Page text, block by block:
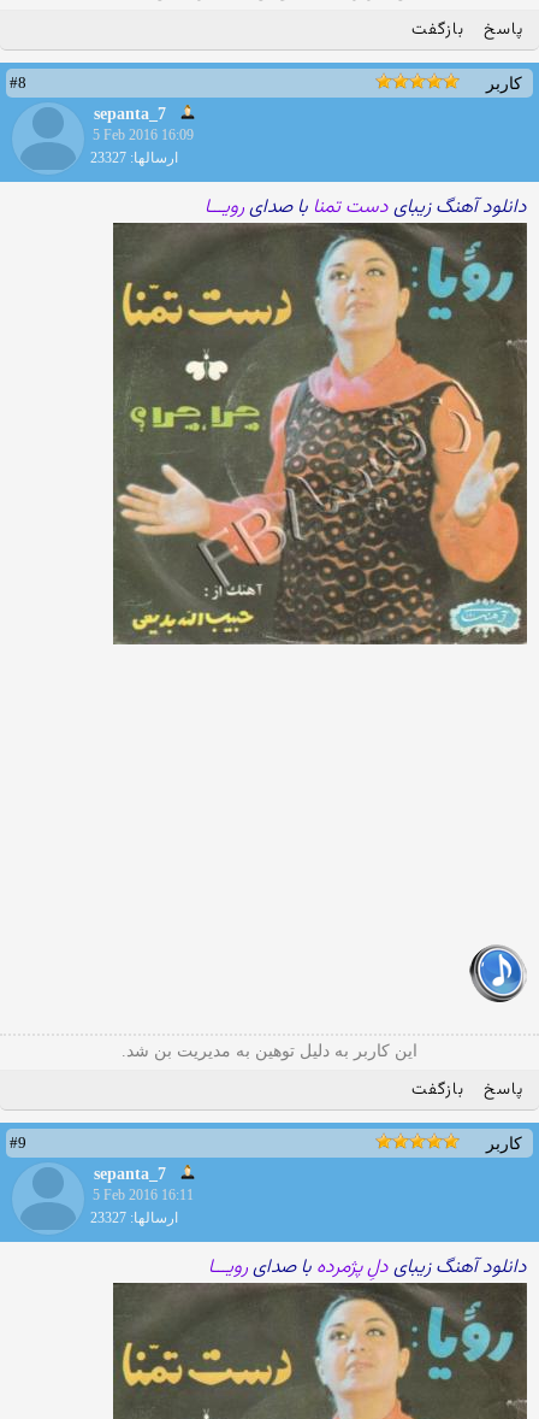
پاسخ بازگفت
کاربر
#8
sepanta_7
5 Feb 2016 16:09
ارسالها: 23327
دانلود آهنگ زیبایدست تمنا با صدایرویـــا
این کاربر به دلیل توهین به مدیریت بن شد.
پاسخ بازگفت
کاربر
#9
sepanta_7
5 Feb 2016 16:11
ارسالها: 23327
دانلود آهنگ زیبایدلِ پژمرده با صدایرویـــا